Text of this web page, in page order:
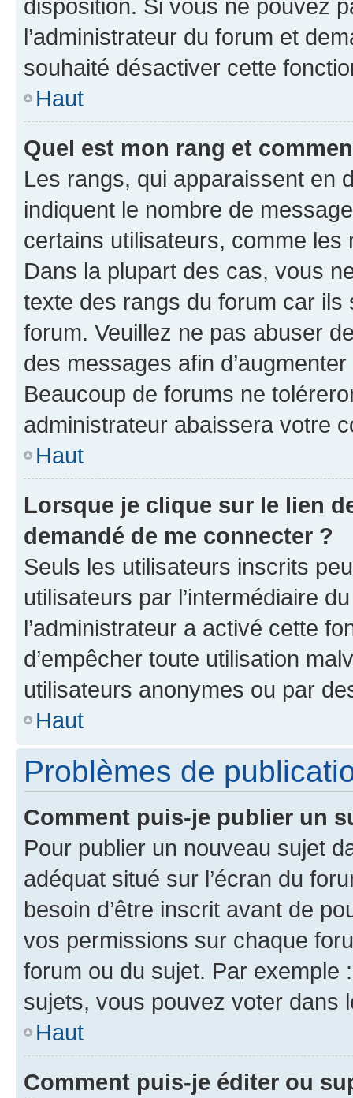
disposition. Si vous ne pouvez
l’administrateur du forum et
souhaité désactiver cette
Haut
Quel est mon rang et
Les rangs, qui apparaissent en
indiquent le nombre de
certains utilisateurs, comme
Dans la plupart des cas, vous
texte des rangs du forum car ils
forum. Veuillez ne pas abuser
des messages afin
Beaucoup de forums ne
administrateur abaissera votre
Haut
Lorsque je clique sur le lien
demandé de me connecter ?
Seuls les utilisateurs inscrits
utilisateurs par l’intermédiaire
l’administrateur a activé cette
d’empêcher toute utilisation
utilisateurs anonymes ou par
Haut
Problèmes de
Comment puis-je publier un
Pour publier un nouveau sujet
adéquat situé sur l’écran du
besoin d’être inscrit avant de
vos permissions sur chaque
forum ou du sujet. Par exemple
sujets, vous pouvez voter dans
Haut
Comment puis-je éditer ou